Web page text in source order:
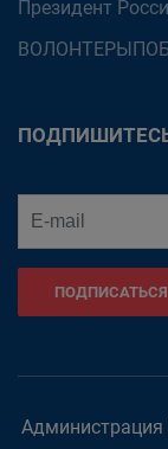
Президент
ПОДПИСАТЬСЯ
Администрация